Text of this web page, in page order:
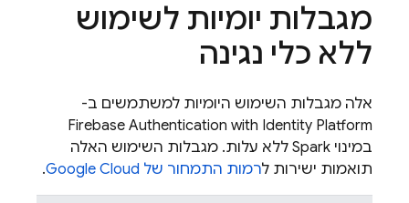
מגבלות יומיות לשימוש
ללא כלי נגינה
אלה מגבלות השימוש היומיות למשתמשים ב-
Firebase Authentication with Identity Platform
במינוי Spark ללא עלות. מגבלות השימוש האלה
תואמות ישירות לרמות התמחור של Google Cloud
.